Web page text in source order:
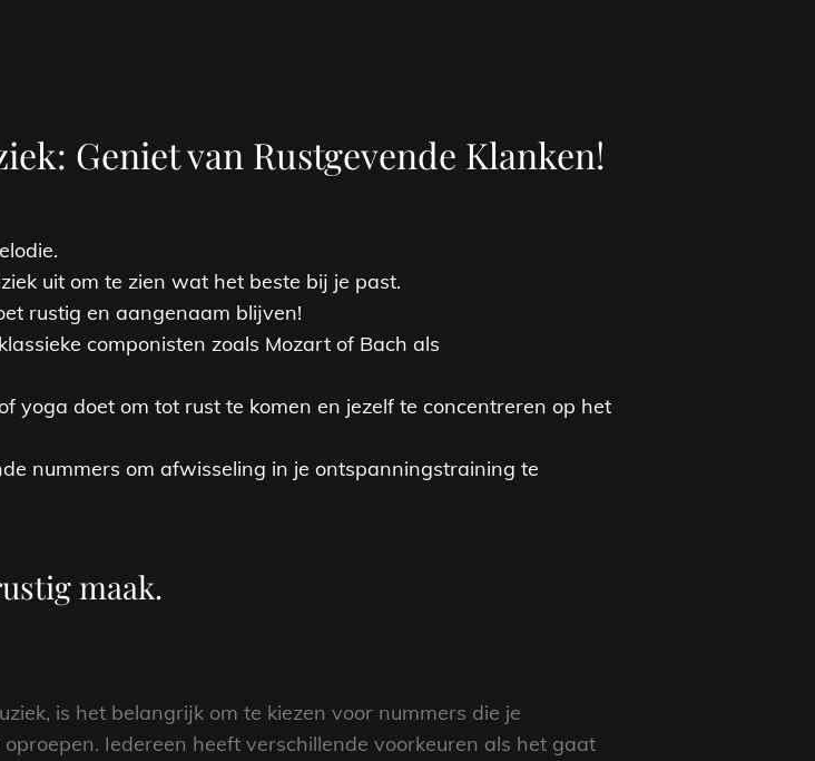
Geniet van Rustgevende Klanken!
uit om te zien wat het beste bij je past.
rustig en aangenaam blijven!
componisten zoals Mozart of Bach als
yoga doet om tot rust te komen en jezelf te concentreren op het
nummers om afwisseling in je ontspanningstraining te
maak.
is het belangrijk om te kiezen voor nummers die je
Iedereen heeft verschillende voorkeuren als het gaat